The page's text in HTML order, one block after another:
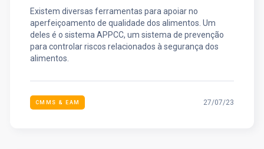
Existem diversas ferramentas para apoiar no
aperfeiçoamento de qualidade dos alimentos. Um
deles é o sistema APPCC, um sistema de prevenção
para controlar riscos relacionados à segurança dos
alimentos.
CMMS & EAM 27/07/23